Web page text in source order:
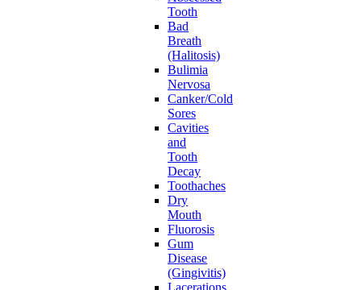
Tooth
Bad
Breath
(Halitosis)
Bulimia
Nervosa
Canker/Cold
Sores
Cavities
and
Tooth
Decay
Toothaches
Dry
Mouth
Fluorosis
Gum
Disease
(Gingivitis)
Lacerations